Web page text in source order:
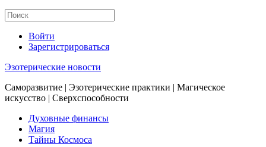
Войти
Зарегистрироваться
Эзотерические новости
Саморазвитие | Эзотерические практики | Магическое
искусство | Сверхспособности
Духовные финансы
Магия
Тайны Космоса